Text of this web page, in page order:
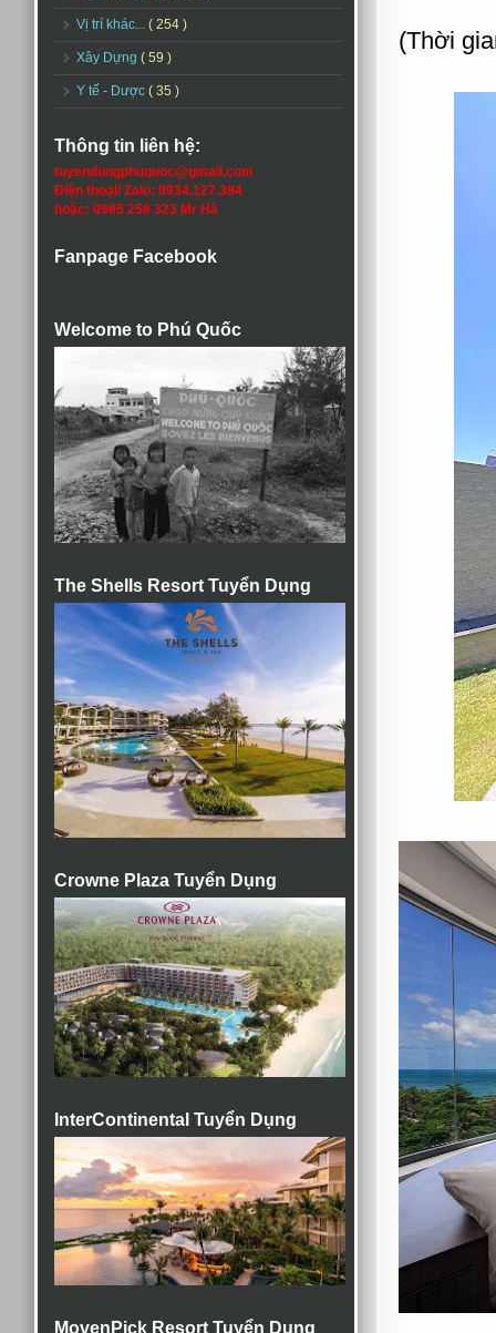
Vị trí khác... ( 254 )
Xây Dựng ( 59 )
Y tế - Dược ( 35 )
Thông tin liên hệ:
tuyendungphuquoc@gmail.com
Điện thoại/ Zalo: 0934.127.384
hoặc: 0985 258 323 Mr Hà
Fanpage Facebook
Welcome to Phú Quốc
The Shells Resort Tuyển Dụng
Crowne Plaza Tuyển Dụng
InterContinental Tuyển Dụng
MovenPick Resort Tuyển Dụng
(Thời